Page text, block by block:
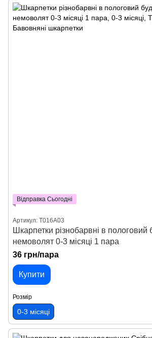
Відправка Сьогодні
Артикул: Т016А03
Шкарпетки різнобарвні в пологовий
немоволят 0-3 місяці 1 пара
36 грн/пара
Купити
Розмір
0-3 місяці